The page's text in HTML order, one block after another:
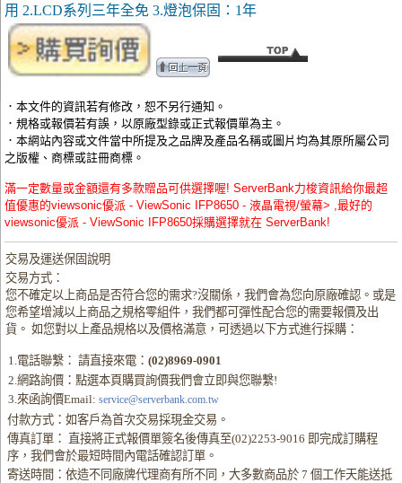
用 2.LCD系列三年全免 3.燈泡保固：1年
．本文件的資訊若有修改，恕不另行通知。
．規格或報價若有誤，以原廠型錄或正式報價單為主。
．本網站內容或文件當中所提及之品牌及產品名稱或圖片均為其原所屬公司
之版權、商標或註冊商標。
滿一定數量或金額還有多款贈品可供選擇喔! ServerBank力梭資訊給你最超
值優惠的viewsonic優派 - ViewSonic IFP8650 - 液晶電視/螢幕> ,最好的
viewsonic優派 - ViewSonic IFP8650採購選擇就在 ServerBank!
交易及運送保固說明
交易方式：
您不確定以上商品是否符合您的需求?沒關係，我們會為您向原廠確認。或是
您希望增減以上商品之規格零組件，我們都可彈性配合您的需要報價及出
貨。 如您對以上產品規格以及價格滿意，可透過以下方式進行採購：
1.電話聯繫： 請直接來電：(02)8969-0901
2.網路詢價：點選本頁購買詢價我們會立即與您聯繫!
3.來函詢價Email: service@serverbank.com.tw
付款方式：如客戶為首次交易採現金交易。
傳真訂單： 直接將正式報價單簽名後傳真至(02)2253-9016 即完成訂購程
序，我們會於最短時間內電話確認訂單。
寄送時間：依造不同廠牌代理商有所不同，大多數商品於 7 個工作天能送抵